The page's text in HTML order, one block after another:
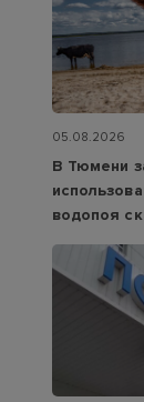
05.08.2026
В Тюмени
водопоя